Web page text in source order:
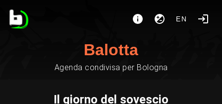
EN
Balotta
Agenda condivisa per Bologna
Il giorno del sovescio